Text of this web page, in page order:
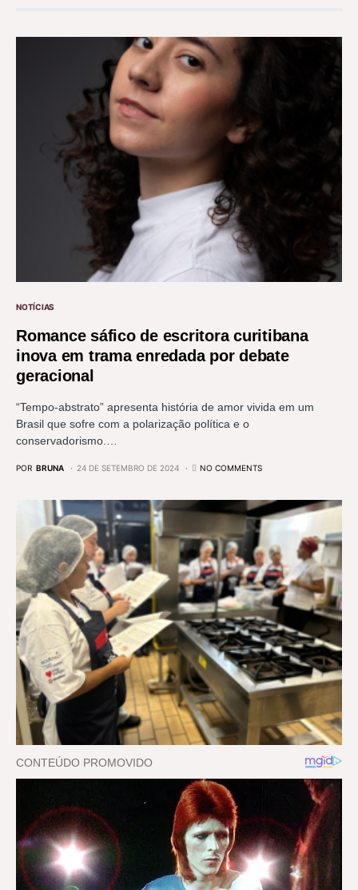
NOTÍCIAS
Romance sáfico de escritora curitibana
inova em trama enredada por debate
geracional
“Tempo-abstrato” apresenta história de amor vivida em um
Brasil que sofre com a polarização política e o
conservadorismo.…
POR BRUNA 24 DE SETEMBRO DE 2024 NO COMMENTS